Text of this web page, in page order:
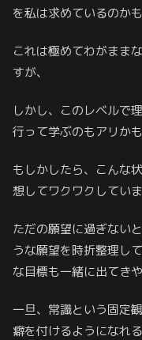
を私は求めているのか
これは極めてわがまま
すが、
しかし、このレベルで
行って学ぶのもアリか
もしかしたら、こんな
想してワクワクしていま
ただの願望に過ぎない
うな願望を時折整理し
な目標も一緒に出てき
一旦、常識という固定
癖を付けるようになれ